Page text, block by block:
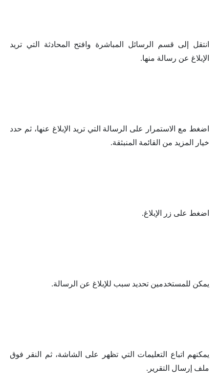
انتقل إلى قسم الرسائل المباشرة وافتح المحادثة التي تريد
الإبلاغ عن رسالة منها.
اضغط مع الاستمرار على الرسالة التي تريد الإبلاغ عنها، ثم حدد
خيار المزيد من القائمة المنبثقة.
اضغط على زر الإبلاغ.
يمكن للمستخدمين تحديد سبب للإبلاغ عن الرسالة.
يمكنهم اتباع التعليمات التي تظهر على الشاشة، ثم النقر فوق
ملف إرسال التقرير.